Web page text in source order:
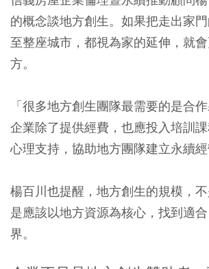
的概念談地方創生。如果把走出家
至整座城市，都視為家的延伸，就
方。
「很多地方創生團隊最需要的是合
企業除了提供經費，也應投入培訓
心理支持，協助地方團隊建立永續經
楊百川也提醒，地方創生的規模，
是應該以地方資源為核心，找到適
界。